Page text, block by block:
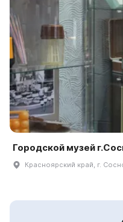
Городской музей
Красноярский край, г.